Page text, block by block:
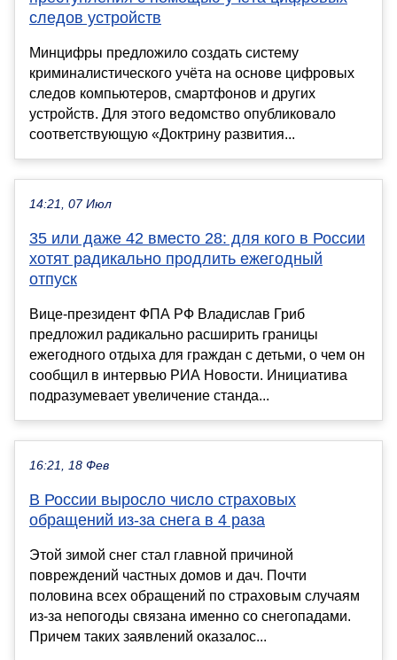
следов устройств
Минцифры предложило создать систему
криминалистического учёта на основе цифровых
следов компьютеров, смартфонов и других
устройств. Для этого ведомство опубликовало
соответствующую «Доктрину развития...
14:21, 07 Июл
35 или даже 42 вместо 28: для кого в России
хотят радикально продлить ежегодный
отпуск
Вице-президент ФПА РФ Владислав Гриб
предложил радикально расширить границы
ежегодного отдыха для граждан с детьми, о чем он
сообщил в интервью РИА Новости. Инициатива
подразумевает увеличение станда...
16:21, 18 Фев
В России выросло число страховых
обращений из-за снега в 4 раза
Этой зимой снег стал главной причиной
повреждений частных домов и дач. Почти
половина всех обращений по страховым случаям
из-за непогоды связана именно со снегопадами.
Причем таких заявлений оказалос...